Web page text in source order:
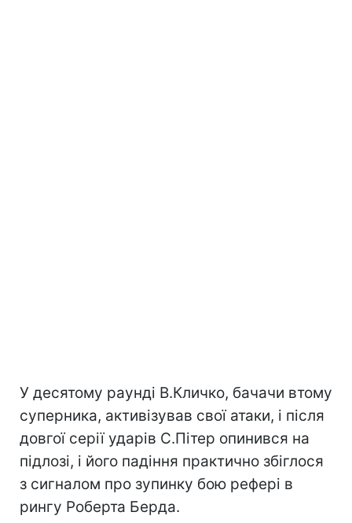
У десятому раунді В.Кличко, бачачи втому
суперника, активізував свої атаки, і після
довгої серії ударів С.Пітер опинився на
підлозі, і його падіння практично збіглося
з сигналом про зупинку бою рефері в
рингу Роберта Берда.